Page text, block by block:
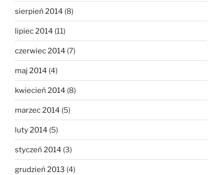
sierpień 2014 (8)
lipiec 2014 (11)
czerwiec 2014 (7)
maj 2014 (4)
kwiecień 2014 (8)
marzec 2014 (5)
luty 2014 (5)
styczeń 2014 (3)
grudzień 2013 (4)